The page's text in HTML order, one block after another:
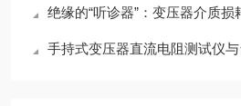
绝缘的“听诊器”：变压器介质损耗
手持式变压器直流电阻测试仪与台